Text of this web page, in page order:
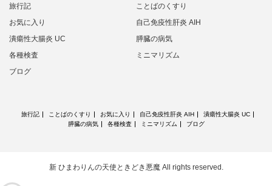
旅行記
ことばのくすり
お気に入り
自己免疫性肝炎 AIH
潰瘍性大腸炎 UC
膵臓の病気
各種検査
ミニマリズム
ブログ
旅行記 ことばのくすり お気に入り 自己免疫性肝炎 AIH
潰瘍性大腸炎 UC
膵臓の病気
各種検査 ミニマリズム ブログ
新 ひまわりんの天使ときどき悪魔All rights reserved.